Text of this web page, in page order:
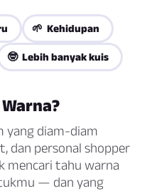
🌱 Kehidupan
🤓 Lebih banyak kuis
yang diam-diam
dan personal shopper
mencari tahu warna
— dan yang